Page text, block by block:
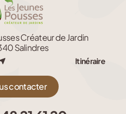
Créateur de Jardin
Salindres
Itinéraire
contacter